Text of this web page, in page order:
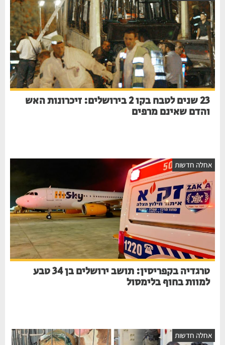
23 שנים לטבח בקו 2 בירושלים: זיכרונות האש
והדם שאינם מרפים
אחלה חדשות
טרגדיה בקפריסין: תושב ירושלים בן 34 טבע
למוות בחוף בלימסול
אחלה חדשות